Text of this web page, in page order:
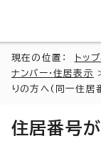
現在の位置： トッ
ナンバー・住居表示
りの方へ(同一住居
住居番号